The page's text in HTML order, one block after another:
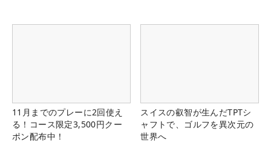
11月までのプレーに2回使え
る！コース限定3,500円クー
ポン配布中！
スイスの叡智が生んだTPTシ
ャフトで、ゴルフを異次元の
世界へ